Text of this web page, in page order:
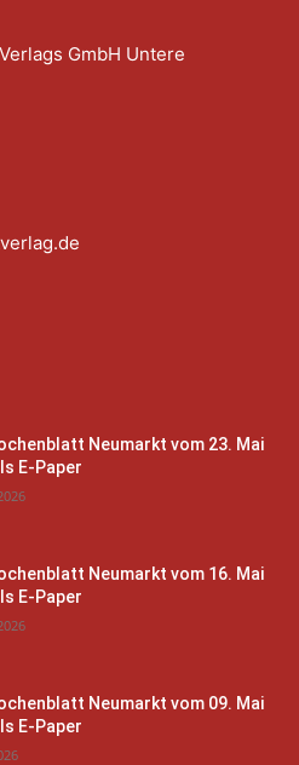
GmbH Untere
Neumarkt vom 23. Mai
E-Paper
Neumarkt vom 16. Mai
E-Paper
Neumarkt vom 09. Mai
E-Paper